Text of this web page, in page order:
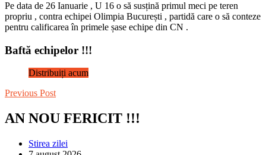
Pe data de 26 Ianuarie , U 16 o să susțină primul meci pe teren
propriu , contra echipei Olimpia București , partidă care o să conteze
pentru calificarea în primele șase echipe din CN .
Baftă echipelor !!!
Distribuiți acum
Previous Post
AN NOU FERICIT !!!
Stirea zilei